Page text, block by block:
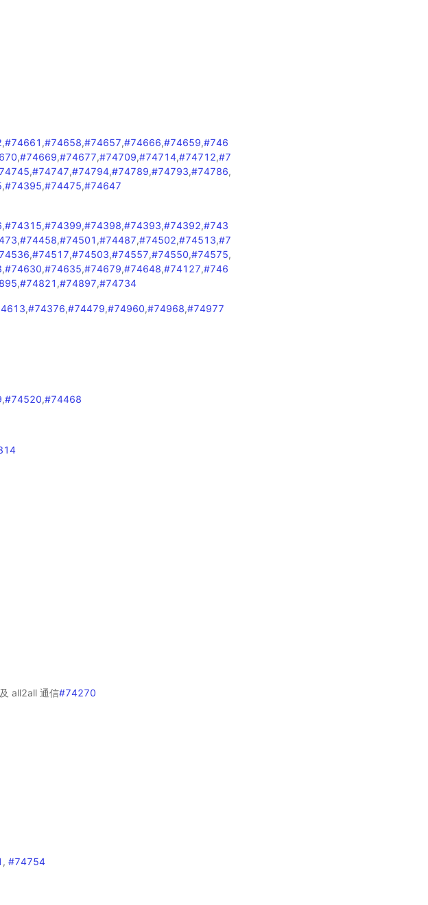
,#74661 ,#74658,#74657,#74666,#74659,#746
,#74669,#74677,#74709,#74714,#74712,#7
,#74747,#74794,#74789,#74793,#74786,
,#74395,#74475,#74647
,#74315,#74399,#74398,#74393,#74392,#743
,#74458,#74501 ,#74487,#74502,#74513,#7
,#74517,#74503,#74557,#74550,#74575,
,#74630,#74635,#74679,#74648,#74127,#746
,#74821 ,#74897,#74734
,#74376,#74479,#74960,#74968,#74977
,#74520,#74468
all2all 通信#74270
, #74754